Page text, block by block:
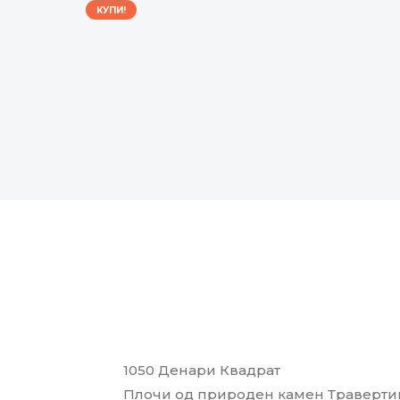
КУПИ!
1050 Денари Квадрат
Плочи од природен камен